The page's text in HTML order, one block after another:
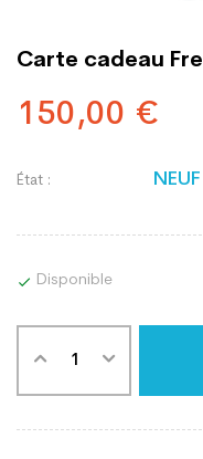
Carte cadeau
150,00 €
État : NEUF
 Disponible